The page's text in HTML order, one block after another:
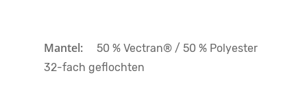
Mantel:
50 % Vectran® / 50 % Polyester
32-fach geflochten